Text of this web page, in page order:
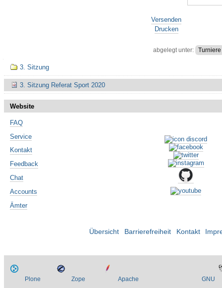
Versenden
Drucken
abgelegt unter: Turniere
Navigation
3. Sitzung
3. Sitzung Referat Sport 2020
Website
FAQ
Service
Kontakt
Feedback
Chat
Accounts
Ämter
Übersicht Barrierefreiheit Kontakt
Plone Zope Apache GNU